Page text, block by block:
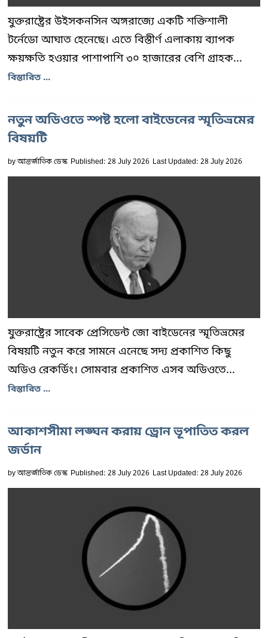
যুক্তরাষ্ট্রের উইসকনসিন অঙ্গরাজ্যে একটি শক্তিশালী
টর্নেডো আঘাত হেনেছে। এতে বিস্তীর্ণ এলাকায় ব্যাপক
ক্ষয়ক্ষতি হওয়ার পাশাপাশি ৩০ হাজারের বেশি গ্রাহক...
বিস্তারিত ...
নতুন অডিওতে স্পষ্ট হলো বাইডেনের স্মৃতিভ্রমের
বিষয়টি
byআন্তর্জাতিক ডেস্ক Published: 28 July 2026 Last Updated: 28 July 2026
যুক্তরাষ্ট্রের সাবেক প্রেসিডেন্ট জো বাইডেনের স্মৃতিভ্রমের
বিষয়টি নতুন করে সামনে এনেছে সদ্য প্রকাশিত কিছু
অডিও রেকর্ডিং। সোমবার প্রকাশিত এসব অডিওতে...
বিস্তারিত ...
আকাশসীমা লঙ্ঘন করায় ড্রোন ভূপাতিত করল
জর্ডান
byআন্তর্জাতিক ডেস্ক Published: 28 July 2026 Last Updated: 28 July 2026